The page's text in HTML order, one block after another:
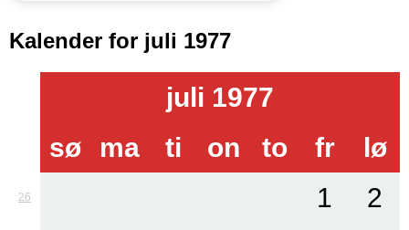
Kalender for juli 1977
juli 1977
sø
ma ti on to fr lø
26 1 2